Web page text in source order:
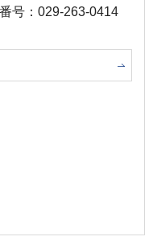
号：029-263-0414